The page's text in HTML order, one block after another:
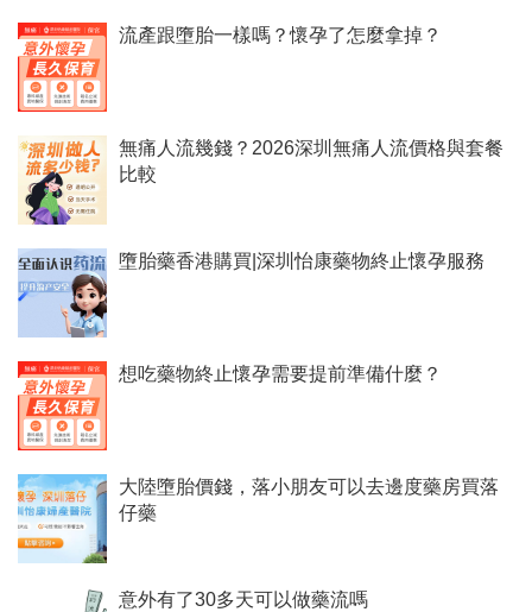
流產跟墮胎一樣嗎？懷孕了怎麼拿掉？
無痛人流幾錢？2026深圳無痛人流價格與套餐
比較
墮胎藥香港購買|深圳怡康藥物終止懷孕服務
想吃藥物終止懷孕需要提前準備什麼？
大陸墮胎價錢，落小朋友可以去邊度藥房買落
仔藥
意外有了30多天可以做藥流嗎